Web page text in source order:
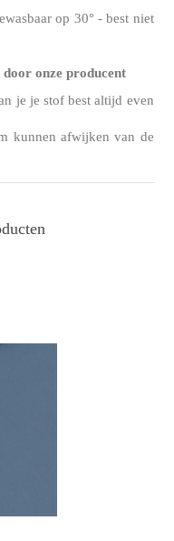
op 30° - best niet
onze producent
je je stof best altijd even
kunnen afwijken van de